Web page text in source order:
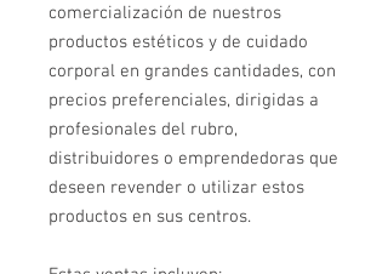
comercialización de nuestros
productos estéticos y de cuidado
corporal en grandes cantidades, con
precios preferenciales, dirigidas a
profesionales del rubro,
distribuidores o emprendedoras que
deseen revender o utilizar estos
productos en sus centros.